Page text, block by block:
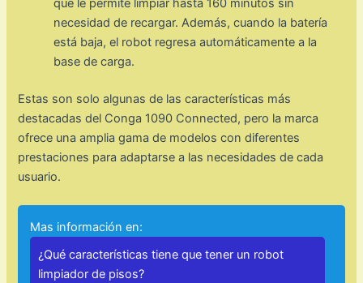
que le permite limpiar hasta 160 minutos sin
necesidad de recargar. Además, cuando la batería
está baja, el robot regresa automáticamente a la
base de carga.
Estas son solo algunas de las características más
destacadas del Conga 1090 Connected, pero la marca
ofrece una amplia gama de modelos con diferentes
prestaciones para adaptarse a las necesidades de cada
usuario.
Mas información en:
¿Qué características tiene que tener un robot
limpiador de pisos?